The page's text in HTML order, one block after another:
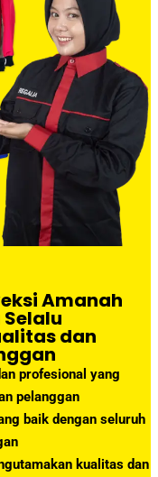
Amanah
dan
profesional yang
pelanggan
baik dengan seluruh
kualitas dan